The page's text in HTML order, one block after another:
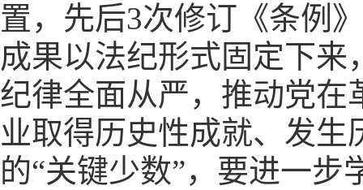
置，先后3次修订《条例
成果以法纪形式固定下
纪律全面从严，推动党在
业取得历史性成就、发
的“关键少数”，要进一